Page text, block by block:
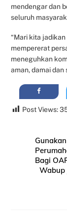
mendengar dan
seluruh
“Mari kita
mempererat
meneguhkan
aman, damai dan
Post Views:
Bagi
Wabup